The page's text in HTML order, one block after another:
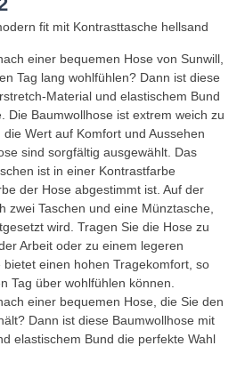
fit mit Kontrasttasche hellsand
einer bequemen Hose von Sunwill,
Tag lang wohlfühlen? Dann ist diese
Material und elastischem Bund
Die Baumwollhose ist extrem weich zu
Wert auf Komfort und Aussehen
sind sorgfältig ausgewählt. Das
ist in einer Kontrastfarbe
der Hose abgestimmt ist. Auf der
zwei Taschen und eine Münztasche,
wird. Tragen Sie die Hose zu
Arbeit oder zu einem legeren
einen hohen Tragekomfort, so
Tag über wohlfühlen können.
einer bequemen Hose, die Sie den
Dann ist diese Baumwollhose mit
elastischem Bund die perfekte Wahl